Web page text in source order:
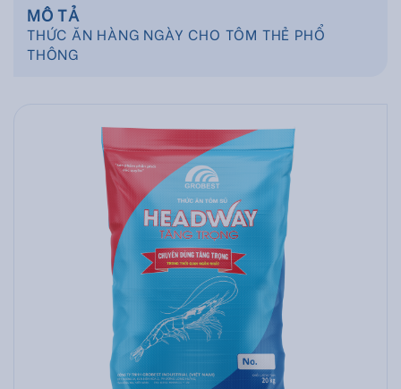
MÔ TẢ
THỨC ĂN HÀNG NGÀY CHO TÔM THẺ PHỔ
THÔNG